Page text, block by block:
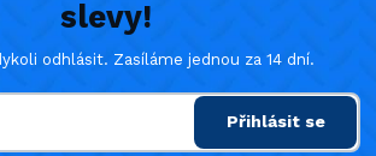
slevy!
odhlásit. Zasíláme jednou za 14 dní.
Přihlásit se